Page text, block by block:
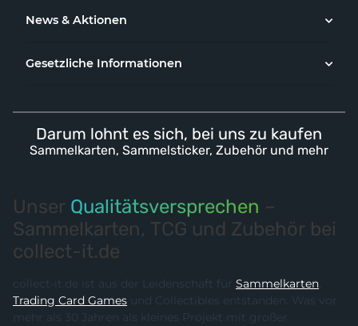
News & Aktionen
Gesetzliche Informationen
Darum lohnt es sich, bei uns zu kaufen
Sammelkarten, Sammelsticker, Zubehör und mehr
Unser Qualitätsversprechen –
Sammelkarten, TCG und Zubehör bei
collect-it.de
collect-it.de ist aus der Leidenschaft für Sammelkarten,
Trading Card Games und Collectibles entstanden. Was vor
mehr als 30 Jahren als kleines Projekt mit großer